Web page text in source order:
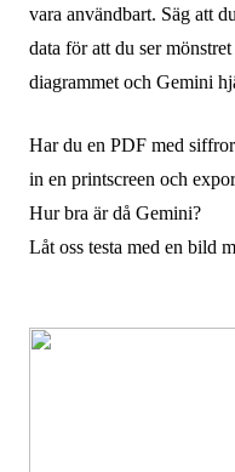
vara användbart. Säg att
data för att du ser
diagrammet och Gemini
Har du en PDF med
in en printscreen och
Hur bra är då Gemini?
Låt oss testa med en bild